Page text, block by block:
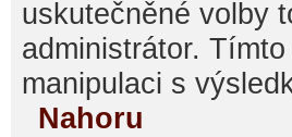
uskutečněné volby
administrátor.
manipulaci s
Nahoru